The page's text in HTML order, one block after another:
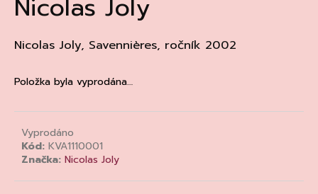
Nicolas Joly
Nicolas Joly, Savennières, ročník 2002
Položka byla vyprodána…
Vyprodáno
Kód: KVA1110001
Značka: Nicolas Joly
a
j
í
t
?
HLEDAT